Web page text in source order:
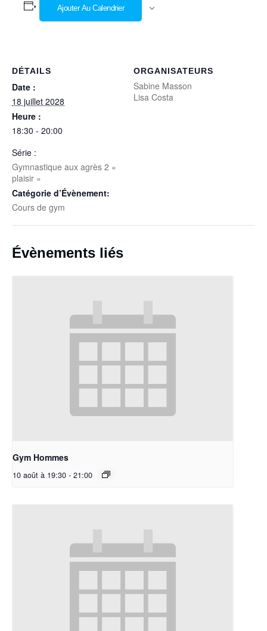
Ajouter Au Calendrier
DÉTAILS
Date :
18 juillet 2028
Heure :
18:30 - 20:00
Série :
Gymnastique aux agrès 2 «
plaisir »
Catégorie d’Évènement:
Cours de gym
ORGANISATEURS
Sabine Masson
Lisa Costa
Évènements liés
Gym Hommes
10 août à 19:30 - 21:00